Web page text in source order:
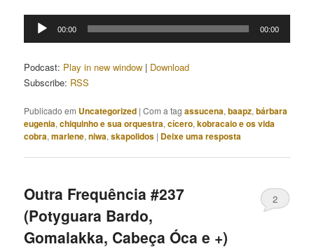
Tocador
00:00 00:00
Podcast: Play in new window | Download
Subscribe: RSS
Publicado em Uncategorized |Com a tagassucena,baapz,bárbara
eugenia,chiquinho e sua orquestra,cícero,kobracaio e os vida
cobra,marlene,niwa,skapolidos | Deixe uma resposta
Outra Frequência #237
(Potyguara Bardo,
Gomalakka, Cabeça Óca e +)
2